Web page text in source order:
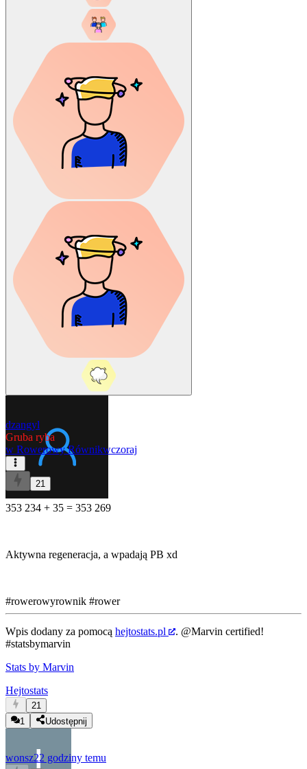
dzangyl
Gruba ryba
w Rowerowy Równikwczoraj
21
353 234 + 35 = 353 269
Aktywna regeneracja, a wpadają PB xd
#rowerowyrownik #rower
Wpis dodany za pomocą hejtostats.pl . @Marvin certified!
#statsbymarvin
Stats by Marvin
Hejtostats
21
1
Udostępnij
wonsz22 godziny temu